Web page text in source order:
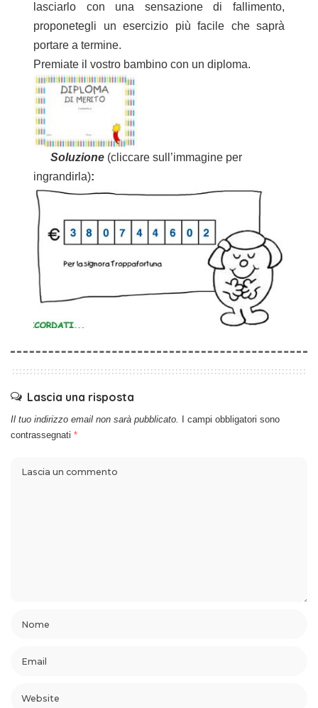
lasciarlo con una sensazione di fallimento,
proponetegli un esercizio più facile che saprà
portare a termine.
Premiate il vostro bambino con un diploma.
Soluzione (cliccare sull’immagine per
ingrandirla):
Lascia una risposta
Il tuo indirizzo email non sarà pubblicato.
I campi obbligatori sono
contrassegnati *